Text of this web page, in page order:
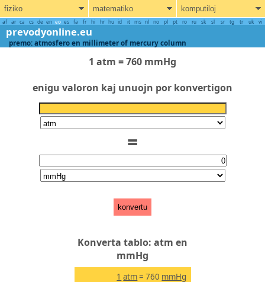
fiziko matematiko komputiloj
af ar ca cs de en eo es fa fr hi hr hu id it ms nl no pl pt ro ru sk sl sr tg tr uk vi
prevodyonline.eu
premo: atmosfero en millimeter of mercury column
1 atm = 760 mmHg
enigu valoron kaj unuojn por konvertigon
=
konvertu
Konverta tablo: atm en
mmHg
1 atm= 760 mmHg